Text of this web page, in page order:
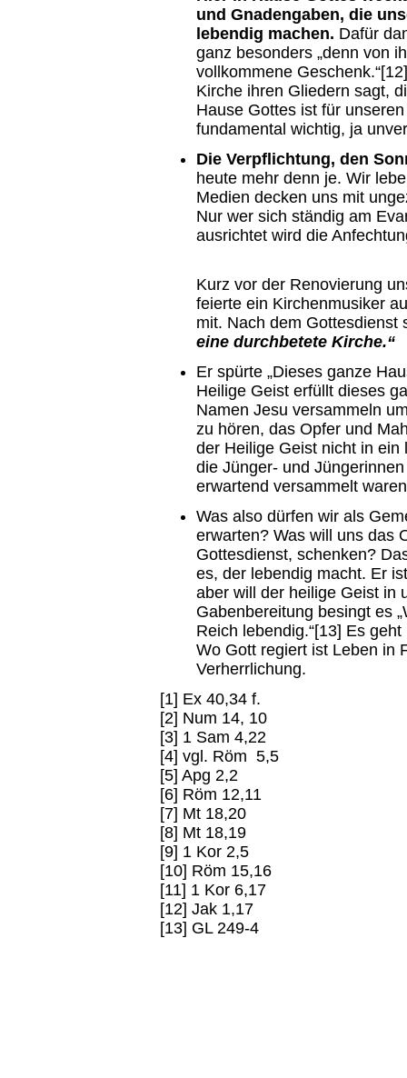
und Gnadengaben, die
lebendig machen. Dafür
ganz besonders „denn von
vollkommene
Kirche ihren Gliedern sagt,
Hause Gottes ist für
fundamental wichtig, ja
Die Verpflichtung, den
heute mehr denn je. Wir
Medien decken uns mit
Nur wer sich ständig am
ausrichtet wird die
Kurz vor der Renovierung
feierte ein Kirchenmusiker
mit. Nach dem Gottesdienst
eine durchbetete Kirche.“
Er spürte „Dieses ganze
Heilige Geist erfüllt dieses
Namen Jesu versammeln
zu hören, das Opfer und
der Heilige Geist nicht in
die Jünger- und
erwartend versammelt
Was also dürfen wir als
erwarten? Was will uns das
Gottesdienst, schenken?
es, der lebendig macht. Er
aber will der heilige Geist in
Gabenbereitung besingt es
Reich lebendig.“[13] Es
Wo Gott regiert ist Leben in
Verherrlichung.
[1] Ex 40,34 f.
[2] Num 14, 10
[3] 1 Sam 4,22
[4] vgl. Röm 5,5
[5] Apg 2,2
[6] Röm 12,11
[7] Mt 18,20
[8] Mt 18,19
[9] 1 Kor 2,5
[10] Röm 15,16
[11] 1 Kor 6,17
[12] Jak 1,17
[13] GL 249-4